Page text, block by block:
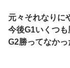
元々それなりに
今後G1いくつも
G2勝ってなか